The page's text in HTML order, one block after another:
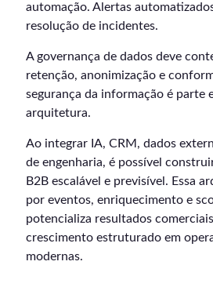
automação. Alertas
resolução de incidentes.
A governança de dados deve
retenção, anonimização e
segurança da informação é parte
arquitetura.
Ao integrar IA, CRM, dados
de engenharia, é possível
B2B escalável e previsível. Essa
por eventos, enriquecimento e
potencializa resultados
crescimento estruturado em
modernas.